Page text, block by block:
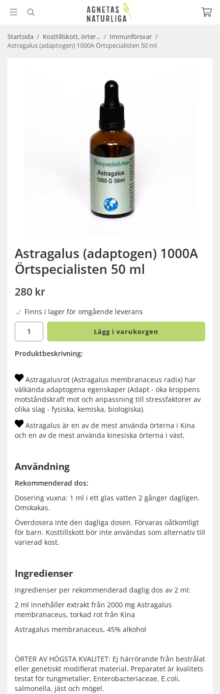
Startsida / Kosttillskott, örter... / Immunförsvar /
Astragalus (adaptogen) 1000A Örtspecialisten 50 ml
Astragalus (adaptogen) 1000A
Örtspecialisten 50 ml
280 kr
Finns i lager för omgående leverans
Lägg i varukorgen
Produktbeskrivning:
Astragalusrot (Astragalus membranaceus radix) har
välkända adaptogena egenskaper (Adapt - öka kroppens
motståndskraft mot och anpassning till stressfaktorer av
olika slag - fysiska, kemiska, biologiska).
Astragalus är en av de mest använda örterna i Kina
och en av de mest använda kinesiska örterna i väst.
Användning
Rekommenderad dos:
Dosering vuxna: 1 ml i ett glas vatten 2 gånger dagligen.
Omskakas.
Överdosera inte den dagliga dosen. Förvaras oåtkomligt
för barn. Kosttillskott bör inte användas som alternativ till
varierad kost.
Ingredienser
Ingredienser per rekommenderad daglig dos av 2 ml:
2 ml innehåller extrakt från 2000 mg Astragalus
membranaceus, torkad rot från Kina
Astragalus membranaceus, 45% alkohol
ÖRTER AV HÖGSTA KVALITET: Ej härrörande från bestrålat
eller genetiskt modifierat material. Preparatet är kvalitets
testat för tungmetaller, Enterobacteriaceae, E.coli,
salmonella, jäst och mögel.